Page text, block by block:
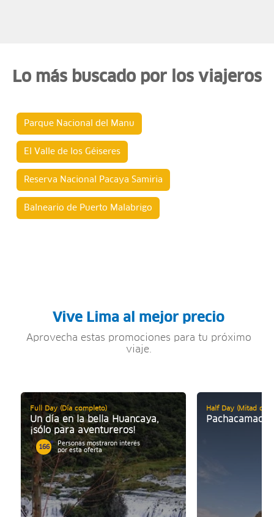
Lo más buscado por los viajeros
Parque Nacional del Manu
El Valle de los Géiseres
Reserva Nacional Pacaya Samiria
Balneario de Puerto Malabrigo
Vive Lima al mejor precio
Aprovecha estas promociones para tu próximo
viaje.
Full Day (Día completo)
Un día en la bella Huancaya,
¡sólo para aventureros!
166
Personas mostraron interés
por esta oferta
Half Day (Mitad de
Pachacamac